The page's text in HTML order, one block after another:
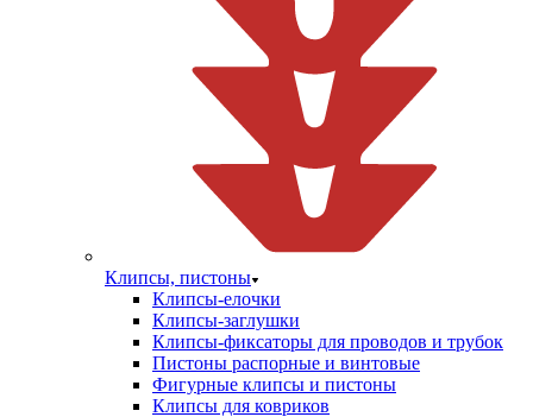
Клипсы, пистоны
Клипсы-елочки
Клипсы-заглушки
Клипсы-фиксаторы для проводов и трубок
Пистоны распорные и винтовые
Фигурные клипсы и пистоны
Клипсы для ковриков